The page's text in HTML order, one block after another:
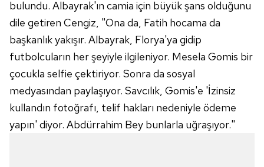
bulundu. Albayrak'ın camia için büyük şans olduğunu
dile getiren Cengiz, "Ona da, Fatih hocama da
başkanlık yakışır. Albayrak, Florya'ya gidip
futbolcuların her şeyiyle ilgileniyor. Mesela Gomis bir
çocukla selfie çektiriyor. Sonra da sosyal
medyasından paylaşıyor. Savcılık, Gomis'e 'İzinsiz
kullandın fotoğrafı, telif hakları nedeniyle ödeme
yapın' diyor. Abdürrahim Bey bunlarla uğraşıyor."